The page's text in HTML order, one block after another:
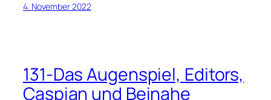
4. November 2022
131-Das Augenspiel, Editors,
Caspian und Beinahe